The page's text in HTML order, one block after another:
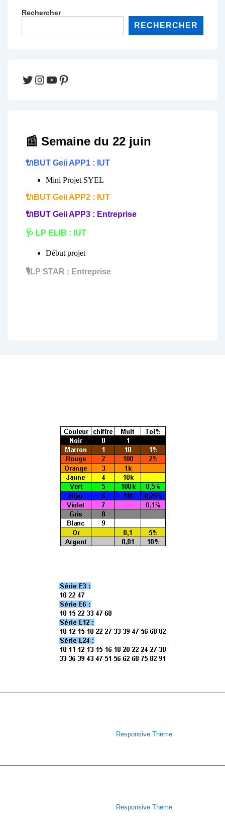
Rechercher
RECHERCHER
Twitter
Instagram
YouTube
Pinterest
Responsive Theme
Responsive Theme